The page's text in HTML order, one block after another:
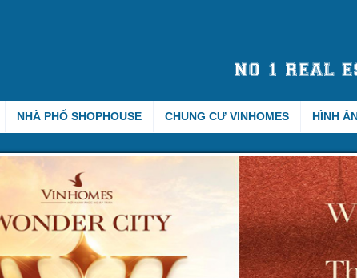
NHÀ PHỐ SHOPHOUSE CHUNG CƯ VINHOMES HÌNH